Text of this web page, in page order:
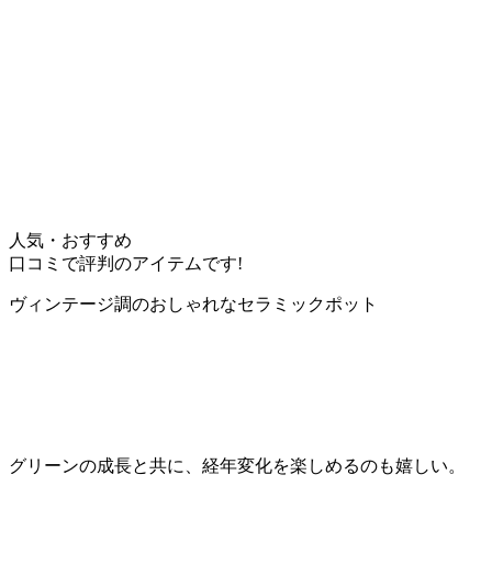
人気・おすすめ
口コミで評判のアイテムです!
ヴィンテージ調のおしゃれなセラミックポット
グリーンの成長と共に、経年変化を楽しめるのも嬉しい。